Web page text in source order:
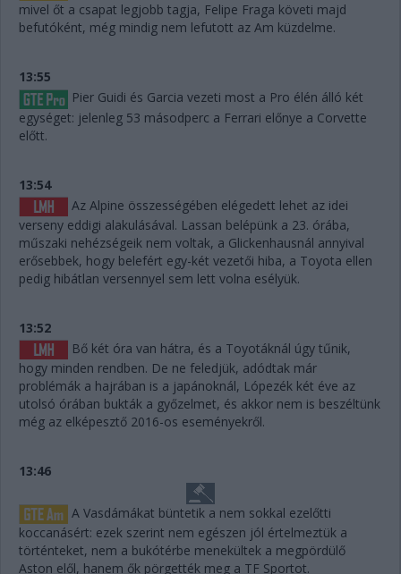
mivel őt a csapat legjobb tagja, Felipe Fraga követi majd
befutóként, még mindig nem lefutott az Am küzdelme.
13:55
Pier Guidi és Garcia vezeti most a Pro élén álló két
egységet: jelenleg 53 másodperc a Ferrari előnye a Corvette
előtt.
13:54
Az Alpine összességében elégedett lehet az idei
verseny eddigi alakulásával. Lassan belépünk a 23. órába,
műszaki nehézségeik nem voltak, a Glickenhausnál annyival
erősebbek, hogy belefért egy-két vezetői hiba, a Toyota ellen
pedig hibátlan versennyel sem lett volna esélyük.
13:52
Bő két óra van hátra, és a Toyotáknál úgy tűnik,
hogy minden rendben. De ne feledjük, adódtak már
problémák a hajrában is a japánoknál, Lópezék két éve az
utolsó órában bukták a győzelmet, és akkor nem is beszéltünk
még az elképesztő 2016-os eseményekről.
13:46
A Vasdámákat büntetik a nem sokkal ezelőtti
koccanásért: ezek szerint nem egészen jól értelmeztük a
történteket, nem a bukótérbe menekültek a megpördülő
Aston elől, hanem ők pörgették meg a TF Sportot.